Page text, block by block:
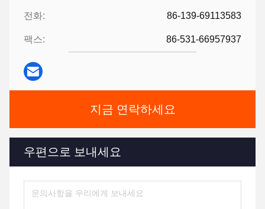
전화: 86-139-69113583
팩스: 86-531-66957937
지금 연락하세요
우편으로 보내세요